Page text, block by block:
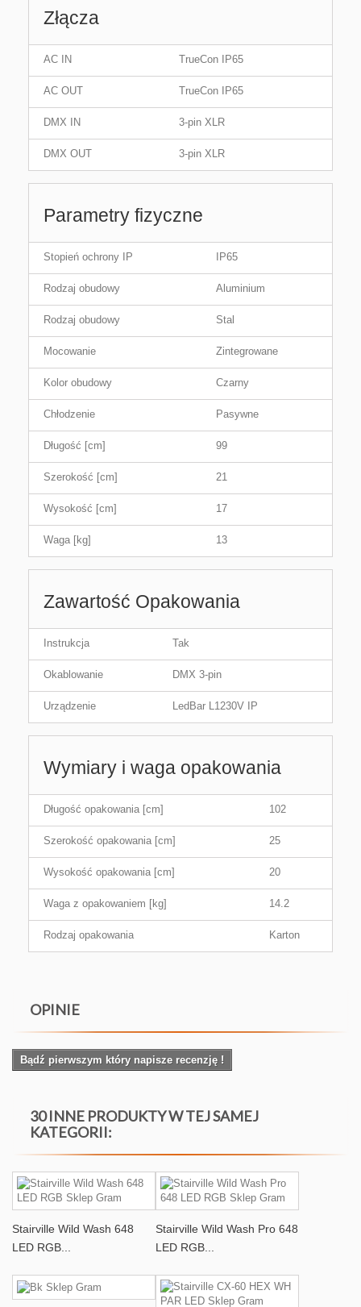
Złącza
AC IN TrueCon IP65
AC OUT TrueCon IP65
DMX IN 3-pin XLR
DMX OUT 3-pin XLR
Parametry fizyczne
Stopień ochrony IP IP65
Rodzaj obudowy Aluminium
Rodzaj obudowy Stal
Mocowanie Zintegrowane
Kolor obudowy Czarny
Chłodzenie Pasywne
Długość [cm] 99
Szerokość [cm] 21
Wysokość [cm] 17
Waga [kg] 13
Zawartość Opakowania
Instrukcja Tak
Okablowanie DMX 3-pin
Urządzenie LedBar L1230V IP
Wymiary i waga opakowania
Długość opakowania [cm] 102
Szerokość opakowania [cm] 25
Wysokość opakowania [cm] 20
Waga z opakowaniem [kg] 14.2
Rodzaj opakowania Karton
OPINIE
Bądź pierwszym który napisze recenzję !
30 INNE PRODUKTY W TEJ SAMEJ
KATEGORII:
Stairville Wild Wash 648
LED RGB...
Stairville Wild Wash Pro 648
LED RGB...